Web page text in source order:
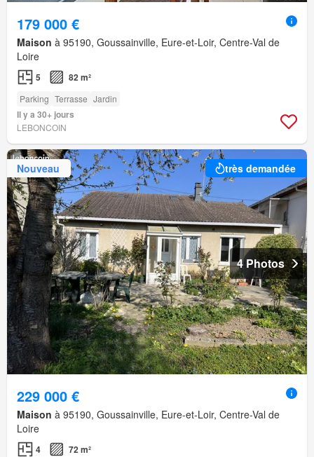
179 000 €
Maison à 95190, Goussainville, Eure-et-Loir, Centre-Val de
Loire
5 82 m²
Parking Terrasse Jardin
Il y a 30+ jours
LEBONCOIN
Nouveau très demandée
4 Photos
229 000 €
Maison à 95190, Goussainville, Eure-et-Loir, Centre-Val de
Loire
4 72 m²